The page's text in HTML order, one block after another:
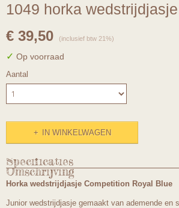
1049 horka wedstrijdjasje
€ 39,50 (inclusief btw 21%)
✓ Op voorraad
Aantal
IN WINKELWAGEN
Specificaties
Productcode
1049mt176
Omschrijving
Horka wedstrijdjasje Competition Royal Blue
Junior wedstrijdjasje gemaakt van ademende en